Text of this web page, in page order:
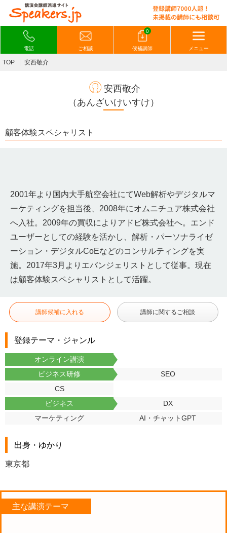
電話 ご相談
0
候補講師 メニュー
TOP 安西敬介
安西敬介
（あんざいけいすけ）
顧客体験スペシャリスト
2001年より国内大手航空会社にてWeb解析やデジタルマ
ーケティングを担当後、2008年にオムニチュア株式会社
へ入社。2009年の買収によりアドビ株式会社へ。エンド
ユーザーとしての経験を活かし、解析・パーソナライゼ
ーション・デジタルCoEなどのコンサルティングを実
施。2017年3月よりエバンジェリス トとして従事。現在
は顧客体験スペシャリストとして活躍。
講師候補に入れる 講師に関するご相談
登録テーマ・ジャンル
オンライン講演
ビジネス研修
SEO
CS
ビジネス
DX
マーケティング
AI・チャットGPT
出身・ゆかり
東京都
主な講演テーマ